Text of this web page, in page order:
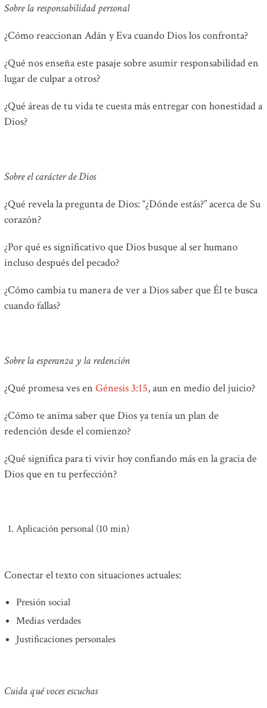
Sobre la responsabilidad personal
¿Cómo reaccionan Adán y Eva cuando Dios los confronta?
¿Qué nos enseña este pasaje sobre asumir responsabilidad en
lugar de culpar a otros?
¿Qué áreas de tu vida te cuesta más entregar con honestidad a
Dios?
Sobre el carácter de Dios
¿Qué revela la pregunta de Dios: “¿Dónde estás?” acerca de Su
corazón?
¿Por qué es significativo que Dios busque al ser humano
incluso después del pecado?
¿Cómo cambia tu manera de ver a Dios saber que Él te busca
cuando fallas?
Sobre la esperanza y la redención
¿Qué promesa ves en Génesis 3:15, aun en medio del juicio?
¿Cómo te anima saber que Dios ya tenía un plan de
redención desde el comienzo?
¿Qué significa para ti vivir hoy confiando más en la gracia de
Dios que en tu perfección?
Aplicación personal (10 min)
Conectar el texto con situaciones actuales:
Presión social
Medias verdades
Justificaciones personales
Cuida qué voces escuchas